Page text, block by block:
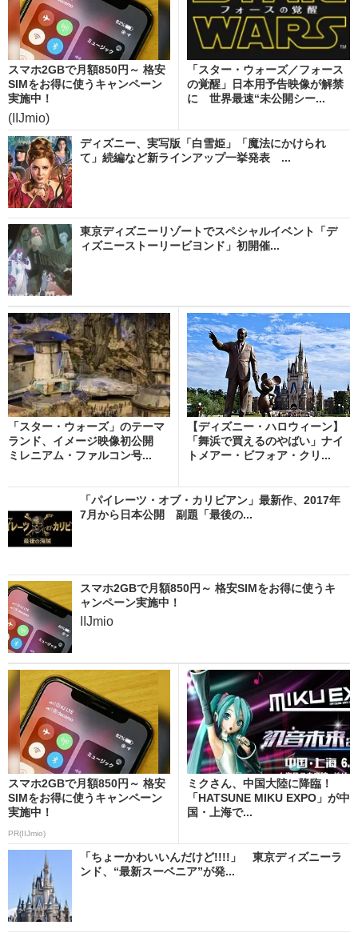
スマホ2GBで月額850円～ 格安
SIMをお得に使うキャンペーン
実施中！
(IIJmio)
「スター・ウォーズ／フォース
の覚醒」日本用予告映像が解禁
に 世界最速“未公開シー...
ディズニー、実写版「白雪姫」「魔法にかけられ
て」続編など新ラインアップ一挙発表 ...
東京ディズニーリゾートでスペシャルイベント「デ
ィズニーストーリービヨンド」初開催...
「スター・ウォーズ」のテーマ
ランド、イメージ映像初公開
ミレニアム・ファルコン号...
【ディズニー・ハロウィーン】
「舞浜で買えるのやばい」ナイ
トメアー・ビフォア・クリ...
「パイレーツ・オブ・カリビアン」最新作、2017年
7月から日本公開 副題「最後の...
スマホ2GBで月額850円～ 格安SIMをお得に使うキ
ャンペーン実施中！
IIJmio
スマホ2GBで月額850円～ 格安
SIMをお得に使うキャンペーン
実施中！
PR(IIJmio)
ミクさん、中国大陸に降臨！
「HATSUNE MIKU EXPO」が中
国・上海で...
「ちょーかわいいんだけど!!!!」 東京ディズニーラ
ンド、“最新スーベニア”が発...